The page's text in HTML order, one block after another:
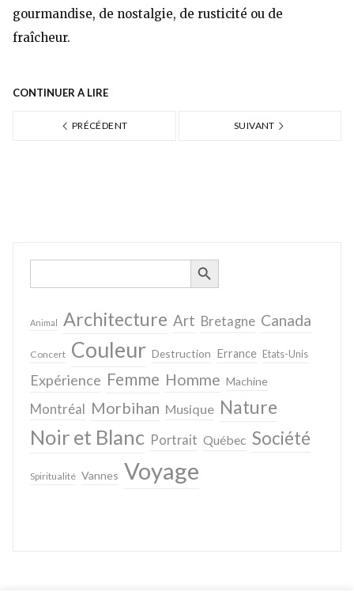
gourmandise, de nostalgie, de rusticité ou de
fraîcheur.
CONTINUER À LIRE
PRÉCÉDENT SUIVANT
Search
SEARCH BUTTON
Animal Architecture Art Bretagne Canada
Concert Couleur Destruction Errance Etats-Unis
Expérience Femme Homme Machine
Montréal Morbihan Musique Nature
Noir et Blanc Portrait Québec Société
Spiritualité Vannes Voyage